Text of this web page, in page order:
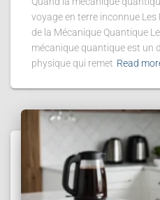
voyage en terre inconnue
de la Mécanique Quantique
mécanique quantique est un
physique qui remet Read